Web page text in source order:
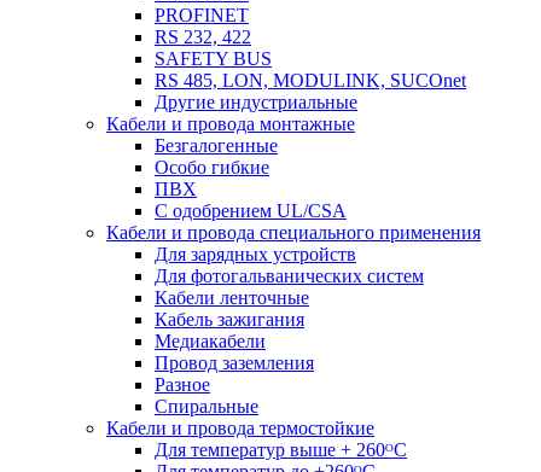
PROFINET
RS 232, 422
SAFETY BUS
RS 485, LON, MODULINK, SUCOnet
Другие индустриальные
Кабели и провода монтажные
Безгалогенные
Особо гибкие
ПВХ
С одобрением UL/CSA
Кабели и провода специального применения
Для зарядных устройств
Для фотогальванических систем
Кабели ленточные
Кабель зажигания
Медиакабели
Провод заземления
Разное
Спиральные
Кабели и провода термостойкие
Для температур выше + 260ᴼС